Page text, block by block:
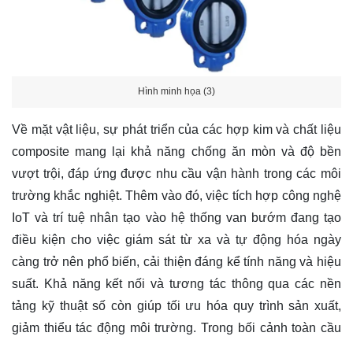
Hình minh họa (3)
Về mặt vật liệu, sự phát triển của các hợp kim và chất liệu
composite mang lại khả năng chống ăn mòn và độ bền
vượt trội, đáp ứng được nhu cầu vận hành trong các môi
trường khắc nghiệt. Thêm vào đó, việc tích hợp công nghệ
IoT và trí tuệ nhân tạo vào hệ thống van bướm đang tạo
điều kiện cho việc giám sát từ xa và tự động hóa ngày
càng trở nên phổ biến, cải thiện đáng kể tính năng và hiệu
suất. Khả năng kết nối và tương tác thông qua các nền
tảng kỹ thuật số còn giúp tối ưu hóa quy trình sản xuất,
giảm thiểu tác động môi trường. Trong bối cảnh toàn cầu